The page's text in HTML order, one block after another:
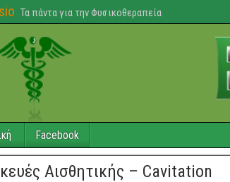
Τα πάντα για την Φυσικοθεραπεία
Facebook
Αισθητικής – Cavitation